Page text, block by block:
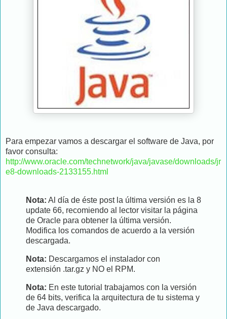
Para empezar vamos a descargar el software de Java, por
favor consulta:
http://www.oracle.com/technetwork/java/javase/downloads/jr
e8-downloads-2133155.html
Nota: Al día de éste post la última versión es la 8
update 66, recomiendo al lector visitar la página
de Oracle para obtener la última versión.
Modifica los comandos de acuerdo a la versión
descargada.
Nota: Descargamos el instalador con
extensión .tar.gz y NO el RPM.
Nota: En este tutorial trabajamos con la versión
de 64 bits, verifica la arquitectura de tu sistema y
de Java descargado.